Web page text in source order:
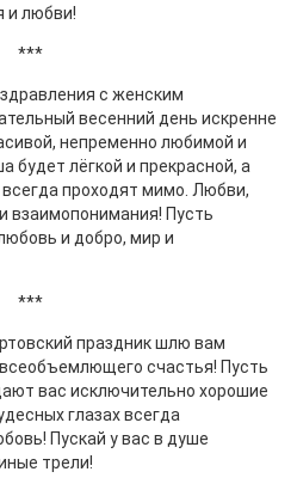
и любви!
***
с женским
весенний день искренне
непременно любимой и
будет лёгкой и прекрасной, а
проходят мимо. Любви,
взаимопонимания! Пусть
и добро, мир и
***
праздник шлю вам
счастья! Пусть
вас исключительно хорошие
глазах всегда
Пускай у вас в душе
трели!